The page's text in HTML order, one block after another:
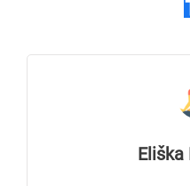
Eliška